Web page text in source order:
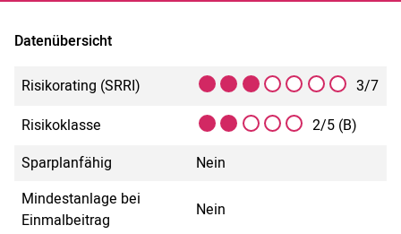
Datenübersicht
Risikorating (SRRI)
3/7
Risikoklasse
2/5 (B)
Sparplanfähig
Nein
Mindestanlage bei
Einmalbeitrag
Nein